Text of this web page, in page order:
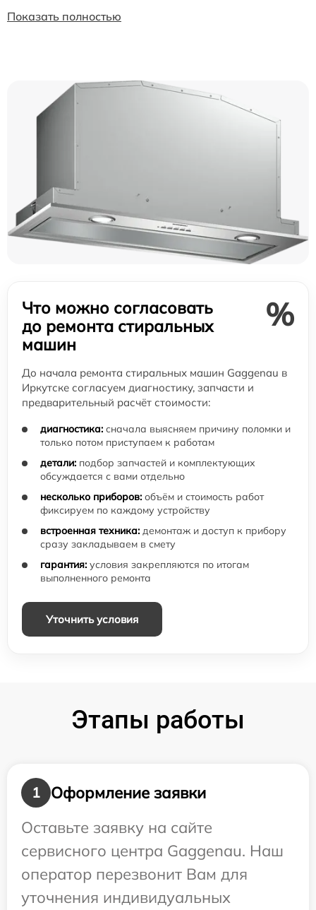
Показать полностью
Что можно согласовать
до ремонта стиральных
машин
%
До начала ремонта стиральных машин Gaggenau в
Иркутске согласуем диагностику, запчасти и
предварительный расчёт стоимости:
диагностика: сначала выясняем причину поломки и
только потом приступаем к работам
детали: подбор запчастей и комплектующих
обсуждается с вами отдельно
несколько приборов: объём и стоимость работ
фиксируем по каждому устройству
встроенная техника: демонтаж и доступ к прибору
сразу закладываем в смету
гарантия: условия закрепляются по итогам
выполненного ремонта
Уточнить условия
Этапы работы
1
Оформление заявки
Оставьте заявку на сайте
сервисного центра Gaggenau. Наш
оператор перезвонит Вам для
уточнения индивидуальных